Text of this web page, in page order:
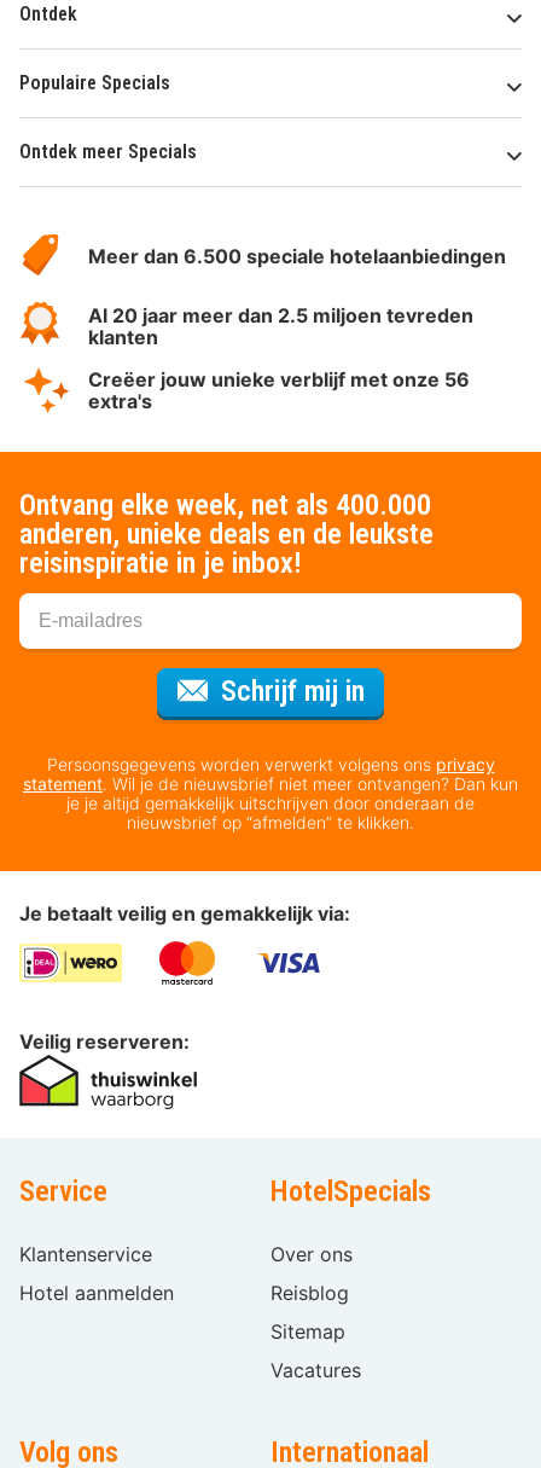
Ontdek
Populaire Specials
Ontdek meer Specials
HotelSpecials
Meer dan 6.500 speciale hotelaanbiedingen
Al 20 jaar meer dan 2.5 miljoen tevreden
klanten
Creëer jouw unieke verblijf met onze 56
extra's
Ontvang elke week, net als 400.000
anderen, unieke deals en de leukste
reisinspiratie in je inbox!
Schrijf mij in
Persoonsgegevens worden verwerkt volgens ons privacy
statement. Wil je de nieuwsbrief niet meer ontvangen? Dan kun
je je altijd gemakkelijk uitschrijven door onderaan de
nieuwsbrief op “afmelden” te klikken.
Je betaalt veilig en gemakkelijk via:
Veilig reserveren:
Service
Klantenservice
Hotel aanmelden
HotelSpecials
Over ons
Reisblog
Sitemap
Vacatures
Volg ons Internationaal